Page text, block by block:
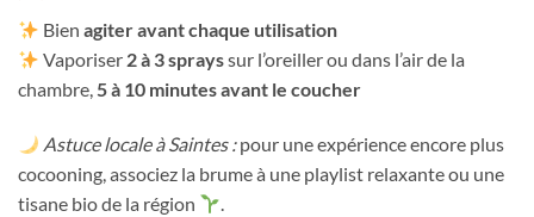
Bienagiter avant chaque utilisation
Vaporiser 2 à 3 sprayssur l’oreiller ou dans l’air de la
chambre,5 à 10 minutes avant le coucher
Astuce locale à Saintes :pour une expérience encore plus
cocooning, associez la brume à une playlist relaxante ou une
tisane bio de la région
.